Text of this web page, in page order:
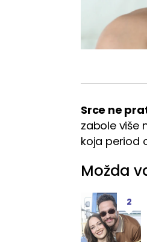
Srce ne
zabole više
koja period
Možda
2